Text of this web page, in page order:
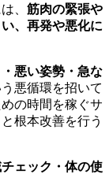
、 筋肉の緊張や
、再発や悪化に
悪い姿勢・急な
悪循環を招いて
の時間を稼ぐサ
根本改善を行う
ェック・体の使